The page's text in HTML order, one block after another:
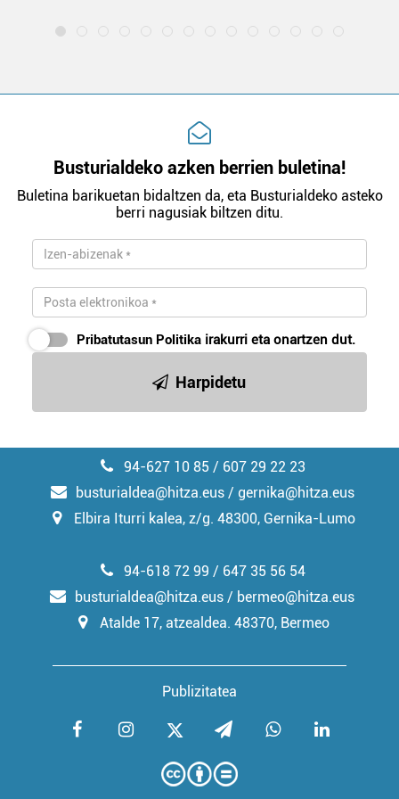
Busturialdeko azken berrien buletina!
Buletina barikuetan bidaltzen da, eta Busturialdeko asteko
berri nagusiak biltzen ditu.
Pribatutasun Politika irakurri eta onartzen dut.
Harpidetu
94-627 10 85 / 607 29 22 23
busturialdea@hitza.eus / gernika@hitza.eus
Elbira Iturri kalea, z/g. 48300, Gernika-Lumo
Publizitatea
94-618 72 99 / 647 35 56 54
busturialdea@hitza.eus / bermeo@hitza.eus
Atalde 17, atzealdea. 48370, Bermeo